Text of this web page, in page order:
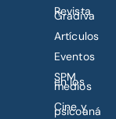
Revista
Gradiva
Artículos
Eventos
SPM
en los
medios
Cine y